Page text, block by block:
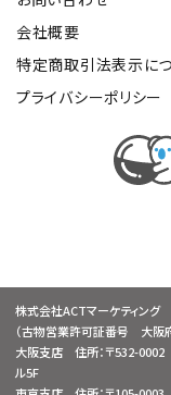
会社概要
特定商取引法表示に
プライバシーポリシー
株式会社ACTマーケティング
（古物営業許可証番号 大阪
大阪支店 住所：〒532-0002
ル5F